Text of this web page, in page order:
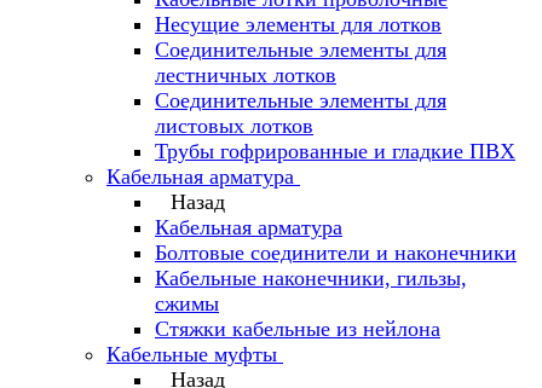
Несущие элементы для лотков
Соединительные элементы для
лестничных лотков
Соединительные элементы для
листовых лотков
Трубы гофрированные и гладкие ПВХ
Кабельная арматура
Назад
Кабельная арматура
Болтовые соединители и наконечники
Кабельные наконечники, гильзы,
сжимы
Стяжки кабельные из нейлона
Кабельные муфты
Назад